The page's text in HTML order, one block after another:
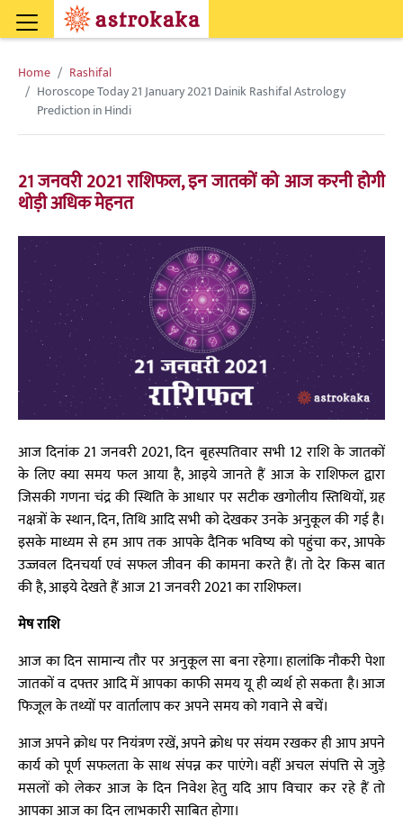
Home
Rashifal
Horoscope Today 21 January 2021 Dainik Rashifal Astrology
Prediction in Hindi
21 जनवरी 2021 राशिफल, इन जातकों को आज करनी होगी
थोड़ी अधिक मेहनत
आज दिनांक 21 जनवरी 2021, दिन बृहस्पतिवार सभी 12 राशि के जातकों
के लिए क्या समय फल आया है, आइये जानते हैं आज के राशिफल द्वारा
जिसकी गणना चंद्र की स्थिति के आधार पर सटीक खगोलीय स्तिथियों, ग्रह
नक्षत्रों के स्थान, दिन, तिथि आदि सभी को देखकर उनके अनुकूल की गई है।
इसके माध्यम से हम आप तक आपके दैनिक भविष्य को पहुंचा कर, आपके
उज्जवल दिनचर्या एवं सफल जीवन की कामना करते हैं। तो देर किस बात
की है, आइये देखते हैं आज 21 जनवरी 2021 का राशिफल।
मेष राशि
आज का दिन सामान्य तौर पर अनुकूल सा बना रहेगा। हालांकि नौकरी पेशा
जातकों व दफ्तर आदि में आपका काफी समय यू ही व्यर्थ हो सकता है। आज
फिजूल के तथ्यों पर वार्तालाप कर अपने समय को गवाने से बचें।
आज अपने क्रोध पर नियंत्रण रखें, अपने क्रोध पर संयम रखकर ही आप अपने
कार्य को पूर्ण सफलता के साथ संपन्न कर पाएंगे। वहीं अचल संपत्ति से जुड़े
मसलों को लेकर आज के दिन निवेश हेतु यदि आप विचार कर रहे हैं तो
आपका आज का दिन लाभकारी साबित होगा।